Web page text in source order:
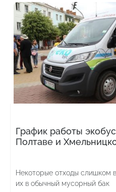
График работы
Полтаве и
Некоторые отходы слишком
их в обычный мусорный бак